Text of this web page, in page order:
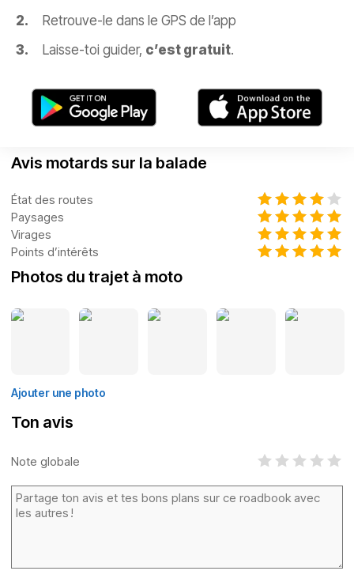
Retrouve-le dans le GPS de l’app
Laisse-toi guider, c’est gratuit.
Avis motards sur la balade
État des routes
Paysages
Virages
Points d’intérêts
Photos du trajet à moto
Ajouter une photo
Ton avis
Note globale